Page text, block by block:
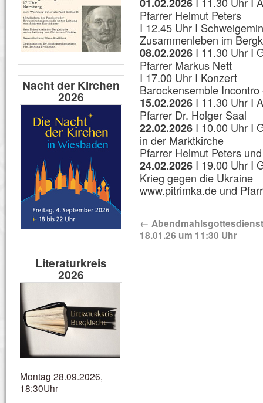
Pfarrer Helmut Peters
I 12.45 Uhr I
Zusammenleben im
08.02.2026 I 11.30 Uhr I
Pfarrer Markus Nett
I 17.00 Uhr I Konzert
Barockensemble
15.02.2026 I 11.30 Uhr I
Pfarrer Dr. Holger Saal
22.02.2026 I 10.00 Uhr I
in der Marktkirche
Pfarrer Helmut Peters
24.02.2026 I 19.00 Uhr I
Krieg gegen die Ukraine
www.pitrimka.de und
←
18.01.26 um 11:30 Uhr
Nacht der Kirchen
2026
Literaturkreis
2026
Montag 28.09.2026,
18:30Uhr